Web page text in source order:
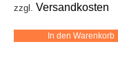
zzgl. Versandkosten
In den Warenkorb